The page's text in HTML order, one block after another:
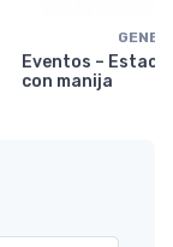
Eventos –
con manija